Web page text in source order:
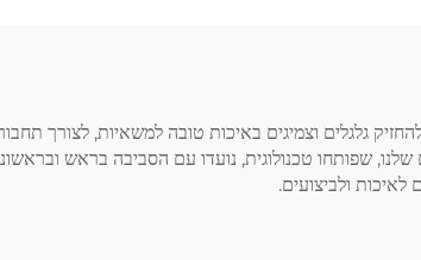
להחזיק גלגלים וצמיגים באיכות טובה למשאיות,
שלנו, שפותחו טכנולוגית, נועדו עם הסביבה בראש
ולביצועים.